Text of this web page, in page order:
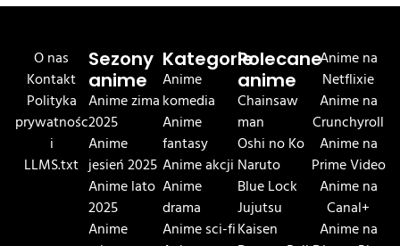
O nas
Kontakt
Polityka
prywatnośc
i
LLMS.txt
Sezony
anime
Anime zima
2025
Anime
jesień 2025
Anime lato
2025
Anime
Kategorie
Anime
komedia
Anime
fantasy
Anime akcji
Anime
drama
Anime sci-fi
Polecane
anime
Chainsaw
man
Oshi no Ko
Naruto
Blue Lock
Jujutsu
Kaisen
Anime na
Netflixie
Anime na
Crunchyroll
Anime na
Prime Video
Anime na
Canal+
Anime na